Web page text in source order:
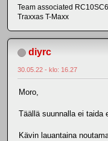
Team associated
Traxxas T-Maxx
diyrc
30.05.22 - klo: 16.27
Moro,
Täällä suunnalla ei taida
Kävin lauantaina